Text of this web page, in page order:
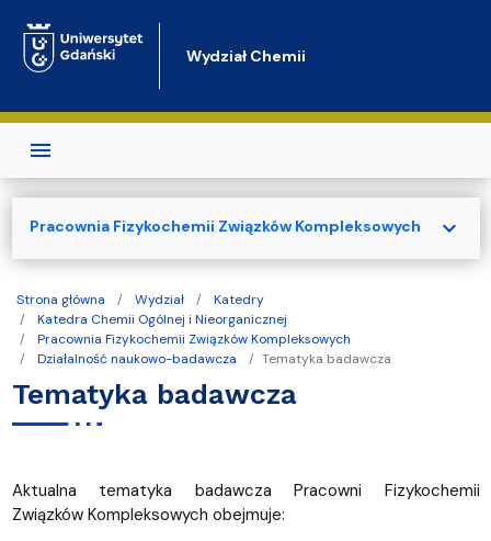
Wydział Chemii
Strona główna Wydział
Katedry
Katedra Chemii Ogólnej i Nieorganicznej
Pracownia Fizykochemii Związków Kompleksowych
Działalność naukowo-badawcza
Tematyka badawcza
Tematyka badawcza
Aktualna tematyka badawcza Pracowni Fizykochemii
Związków Kompleksowych obejmuje:
Pracownia Fizykochemii Związków Kompleksowych expand_more